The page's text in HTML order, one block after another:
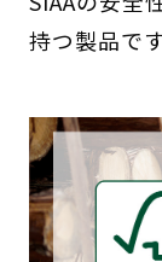
持つ製品です